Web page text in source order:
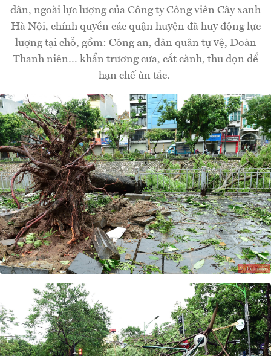
dân, ngoài lực lượng của Công ty Công viên Cây xanh
Hà Nội, chính quyền các quận huyện đã huy động lực
lượng tại chỗ, gồm: Công an, dân quân tự vệ, Đoàn
Thanh niên… khẩn trương cưa, cắt cành, thu dọn để
hạn chế ùn tắc.